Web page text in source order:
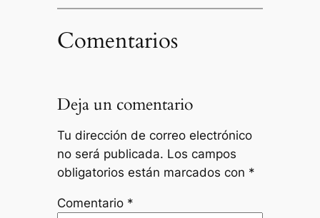
Comentarios
Deja un comentario
Tu dirección de correo electrónico
no será publicada. Los campos
obligatorios están marcados con *
Comentario *